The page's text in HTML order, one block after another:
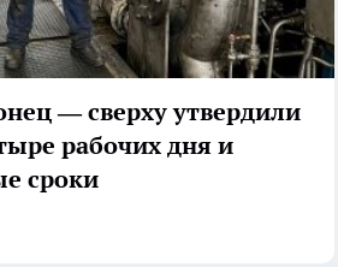
— сверху утвердили
рабочих дня и
сроки